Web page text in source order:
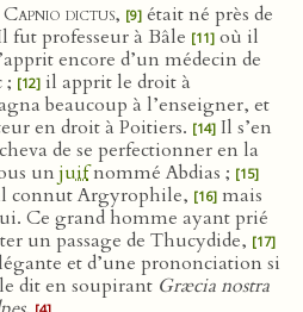
dictus, [9] était né près de
fut professeur à Bâle [11] où il
encore d’un médecin de
; [12] il apprit le droit à
beaucoup à l’enseigner, et
en droit à Poitiers. [14] Il s’en
de se perfectionner en la
unjuifnommé Abdias ; [15]
connut Argyrophile, [16] mais
Ce grand homme ayant prié
un passage de Thucydide, [17]
et d’une prononciation si
dit en soupirant Græcia nostra